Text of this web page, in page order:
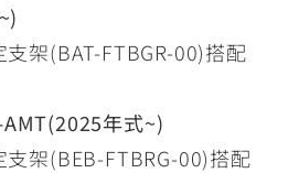
架(BAT-FTBGR-00)搭配
年式~)
架(BEB-FTBRG-00)搭配